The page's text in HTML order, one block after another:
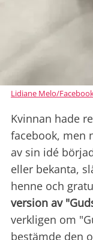
Lidiane Melo/
Kvinnan hade
facebook, men
av sin idé
eller bekanta,
henne och
version av
verkligen om
bestämde den